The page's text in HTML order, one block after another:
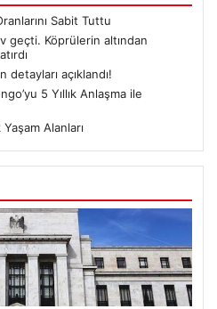
Sabit Tuttu
geçti. Köprülerin altından
açıklandı!
5 Yıllık Anlaşma ile
Alanları